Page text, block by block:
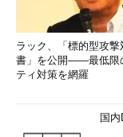
ラック、「標的型攻撃
書」を公開――最低限
ティ対策を網羅
国